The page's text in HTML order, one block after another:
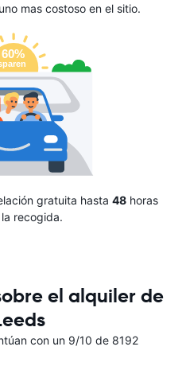
mas costoso en el sitio.
gratuita hasta 48 horas
recogida.
el alquiler de
con un 9/10 de 8192